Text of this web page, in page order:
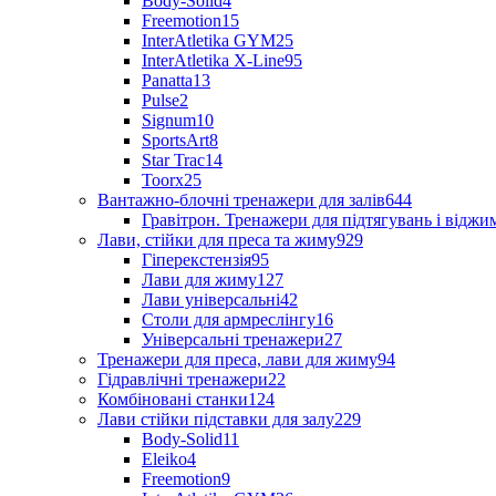
Freemotion15
InterAtletika GYM25
InterAtletika X-Line95
Panatta13
Pulse2
Signum10
SportsArt8
Star Trac14
Toorx25
Вантажно-блочні тренажери для залів644
Гравітрон. Тренажери для підтягувань і
Лави, стійки для преса та жиму929
Гіперекстензія95
Лави для жиму127
Лави універсальні42
Столи для армреслінгу16
Універсальні тренажери27
Тренажери для преса, лави для жиму94
Гідравлічні тренажери22
Комбіновані станки124
Лави стійки підставки для залу229
Body-Solid11
Eleiko4
Freemotion9